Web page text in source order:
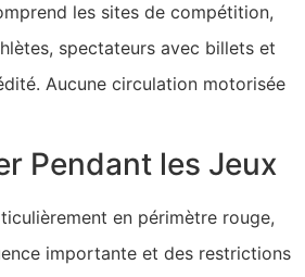
les sites de compétition,
spectateurs avec billets et
Aucune circulation motorisée
Pendant les Jeux
en périmètre rouge,
importante et des restrictions